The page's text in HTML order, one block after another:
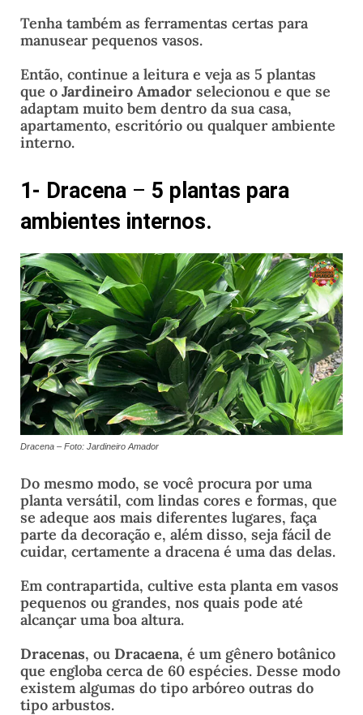
Tenha também as ferramentas certas para
manusear pequenos vasos.
Então, continue a leitura e veja as 5 plantas
que o Jardineiro Amador selecionou e que se
adaptam muito bem dentro da sua casa,
apartamento, escritório ou qualquer ambiente
interno.
1- Dracena – 5 plantas para
ambientes internos.
Dracena – Foto: Jardineiro Amador
Do mesmo modo, se você procura por uma
planta versátil, com lindas cores e formas, que
se adeque aos mais diferentes lugares, faça
parte da decoração e, além disso, seja fácil de
cuidar, certamente a dracena é uma das delas.
Em contrapartida, cultive esta planta em vasos
pequenos ou grandes, nos quais pode até
alcançar uma boa altura.
Dracenas, ou Dracaena, é um gênero botânico
que engloba cerca de 60 espécies. Desse modo
existem algumas do tipo arbóreo outras do
tipo arbustos.